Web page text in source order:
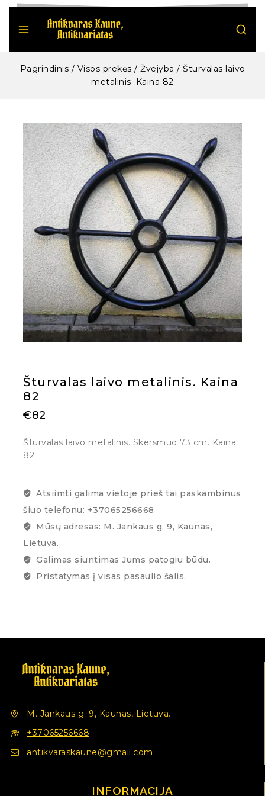
Pagrindinis / Visos prekės / Žvejyba / Šturvalas laivo
metalinis. Kaina 82
Šturvalas laivo metalinis. Kaina
82
€82
Šturvalas laivo metalinis. Skersmuo 73 cm. Kaina
82
Atsiimti galima vietoje prieš tai paskambinus
šiuo telefonu: +37065256668
Mūsų adresas: M. Jankaus g. 9, Kaunas,
Lietuva.
Galimas siuntimas Jums patogiu būdu.
Pristatymas į visas pasaulio šalis.
M. Jankaus g. 9, Kaunas, Lietuva.
+37065256668
antikvaraskaune@gmail.com
INFORMACIJA